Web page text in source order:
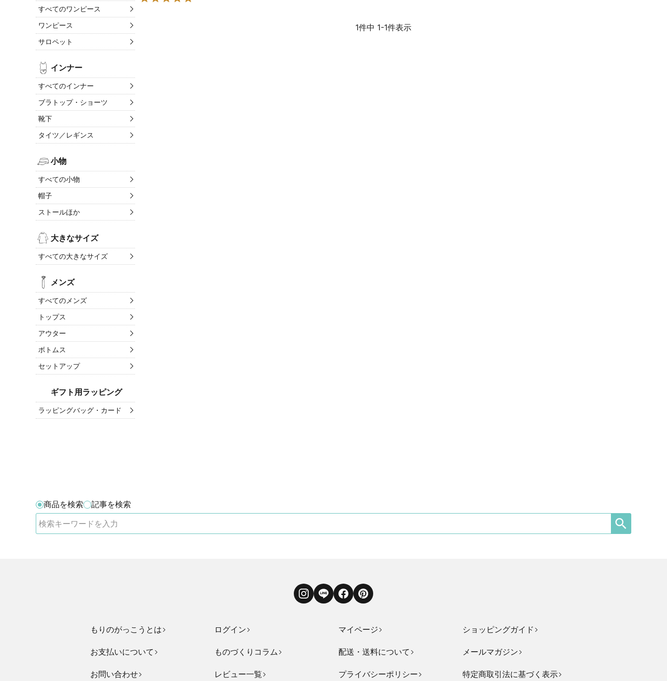
すべてのワンピース
ワンピース
サロペット
インナー
すべてのインナー
ブラトップ・ショーツ
靴下
タイツ／レギンス
小物
すべての小物
帽子
ストールほか
大きなサイズ
すべての大きなサイズ
メンズ
すべてのメンズ
トップス
アウター
ボトムス
セットアップ
ギフト用ラッピング
ラッピングバッグ・カード
1件中 1-1件表示
商品を検索 記事を検索
Instagram
LINE FacebookPinterest
もりのがっこうとは ログイン マイページ ショッピングガイド
お支払いについて ものづくりコラム 配送・送料について メールマガジン
お問い合わせ レビュー一覧 プライバシーポリシー 特定商取引法に基づく表示